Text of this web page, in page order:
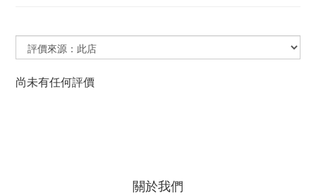
尚未有任何評價
關於我們